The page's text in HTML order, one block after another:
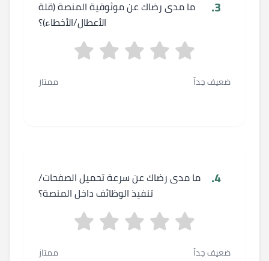
3.
ما مدى رضاك عن موثوقية المنصة (قلة
الأعطال/الأخطاء)؟
ضعيف جداً ممتاز
4.
ما مدى رضاك عن سرعة تحميل الصفحات/
تنفيذ الوظائف داخل المنصة؟
ضعيف جداً ممتاز